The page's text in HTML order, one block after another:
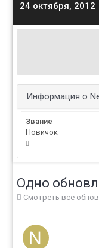
24 октября, 2012
Информация о
Звание
Новичок
Одно
Смотреть все